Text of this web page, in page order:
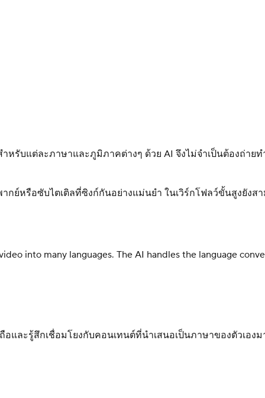
รับแต่ละภาษาและภูมิภาคต่างๆ ด้วย AI จึงไม่จำเป็นต้องถ่าย
กย์หรือซับไตเติลที่ซิงก์กันอย่างแม่นยำ ในเวิร์กโฟลว์ขั้นสูงยังส
into many languages. The AI handles the language
ะรู้สึกเชื่อมโยงกับคอนเทนต์ที่นำเสนอเป็นภาษาของตัวเองม